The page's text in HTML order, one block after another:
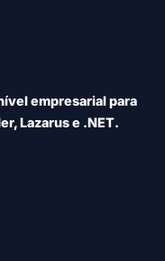
empresarial para
Lazarus e .NET.